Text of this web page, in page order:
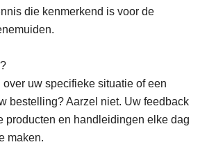
die kenmerkend is voor de
over uw specifieke situatie of een
bestelling? Aarzel niet. Uw feedback
producten en handleidingen elke dag
maken.